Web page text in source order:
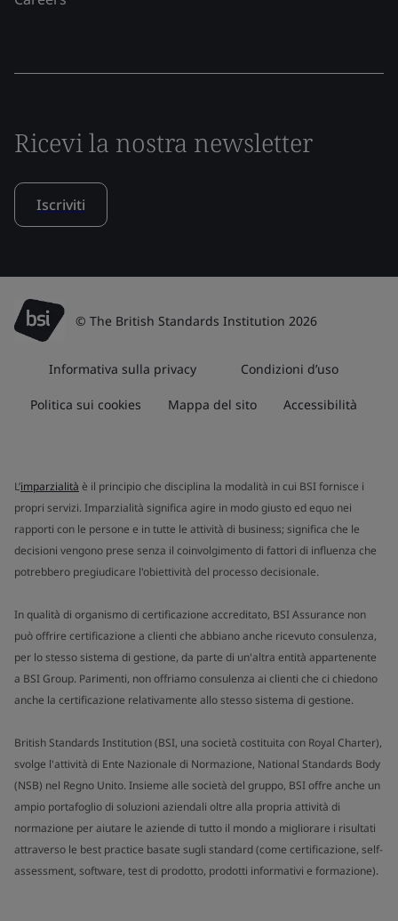
Ricevi la nostra newsletter
Iscriviti
© The British Standards Institution 2026
Informativa sulla privacy Condizioni d’uso
Politica sui cookies Mappa del sito Accessibilità
L’imparzialità è il principio che disciplina la modalità in cui BSI fornisce i
propri servizi. Imparzialità significa agire in modo giusto ed equo nei
rapporti con le persone e in tutte le attività di business; significa che le
decisioni vengono prese senza il coinvolgimento di fattori di influenza che
potrebbero pregiudicare l'obiettività del processo decisionale.
In qualità di organismo di certificazione accreditato, BSI Assurance non
può offrire certificazione a clienti che abbiano anche ricevuto consulenza,
per lo stesso sistema di gestione, da parte di un'altra entità appartenente
a BSI Group. Parimenti, non offriamo consulenza ai clienti che ci chiedono
anche la certificazione relativamente allo stesso sistema di gestione.
British Standards Institution (BSI, una società costituita con Royal Charter),
svolge l'attività di Ente Nazionale di Normazione, National Standards Body
(NSB) nel Regno Unito. Insieme alle società del gruppo, BSI offre anche un
ampio portafoglio di soluzioni aziendali oltre alla propria attività di
normazione per aiutare le aziende di tutto il mondo a migliorare i risultati
attraverso le best practice basate sugli standard (come certificazione, self-
assessment, software, test di prodotto, prodotti informativi e formazione).